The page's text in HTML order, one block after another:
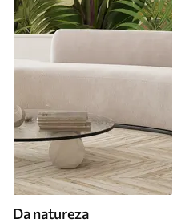
Da natureza